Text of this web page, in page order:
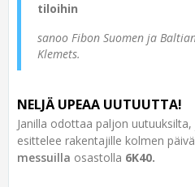
tiloihin
sanoo Fibon Suomen ja
Klemets.
NELJÄ UPEAA UUTUUTTA!
Janilla odottaa paljon
esittelee rakentajille kolmen
messuilla osastolla 6K40.